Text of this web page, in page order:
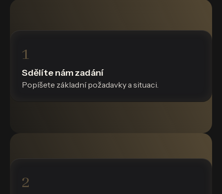
1
Sdělíte nám zadání
Popíšete základní požadavky a situaci.
2